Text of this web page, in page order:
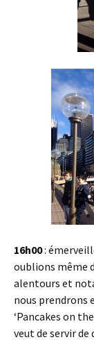
16h00:
oublions même
alentours et
nous prendrons
‘Pancakes on
veut de servir de